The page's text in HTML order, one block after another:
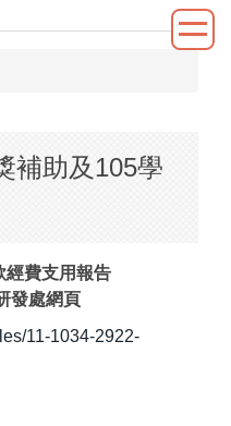
補助及105學
經費支用報告
發處網頁
11-1034-2922-